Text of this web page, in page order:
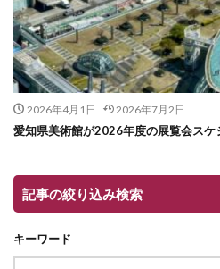
2026年4月1日 2026年7月2日
愛知県美術館が2026年度の展覧会スケ
記事の絞り込み検索
キーワード